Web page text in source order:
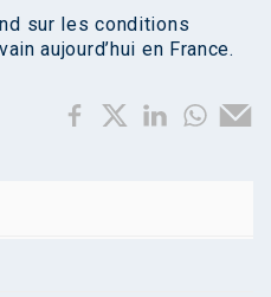
sur les conditions
aujourd’hui en France.